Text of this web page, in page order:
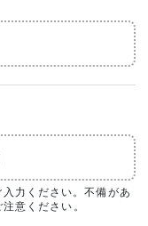
入力ください。不備があ
意ください。